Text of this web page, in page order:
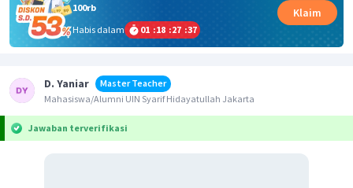
100rb
Habis dalam
01 :18 :27 :37
Klaim
D. Yaniar
Master Teacher
Mahasiswa/Alumni UIN Syarif Hidayatullah Jakarta
Jawaban terverifikasi